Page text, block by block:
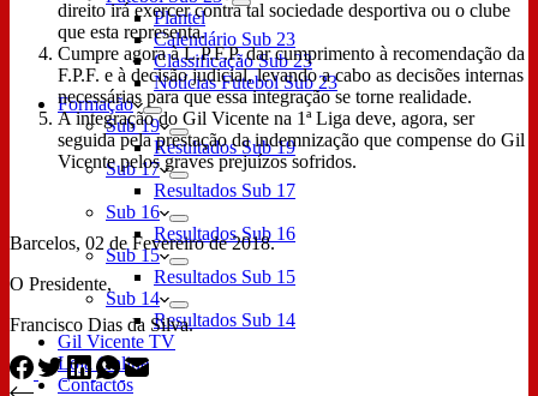
Plantel
Calendário Sub 23
Classificação Sub 23
Notícias Futebol Sub 23
Formação
Sub 19
Resultados Sub 19
Sub 17
Resultados Sub 17
Sub 16
Resultados Sub 16
Sub 15
Resultados Sub 15
Sub 14
Resultados Sub 14
Gil Vicente TV
Loja Online
Contactos
direito irá exercer contra tal sociedade desportiva ou o clube
que esta representa.
Cumpre agora à L.P.F.P. dar cumprimento à recomendação da
F.P.F. e à decisão judicial, levando a cabo as decisões internas
necessárias para que essa integração se torne realidade.
A integração do Gil Vicente na 1ª Liga deve, agora, ser
seguida pela prestação da indemnização que compense do Gil
Vicente pelos graves prejuízos sofridos.
Barcelos, 02 de Fevereiro de 2018.
O Presidente,
Francisco Dias da Silva.